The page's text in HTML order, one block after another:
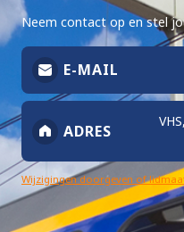
Neem contact op en stel
E-MAIL
ADRES
Wijzigingen doorgeven of